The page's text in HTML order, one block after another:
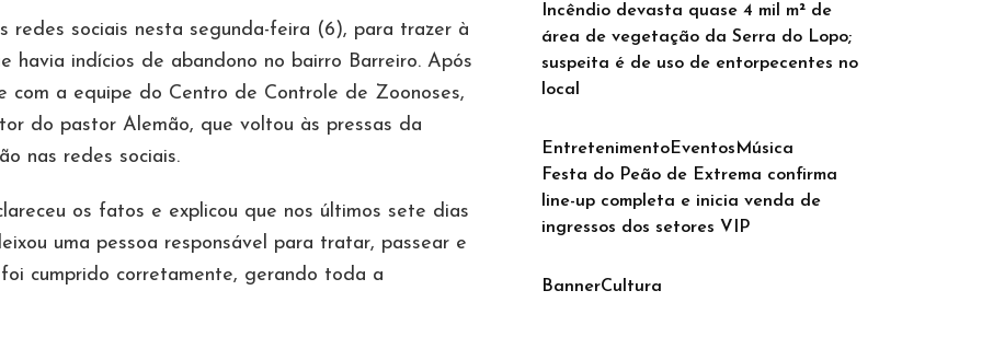
redes sociais nesta segunda-feira (6), para trazer à
havia indícios de abandono no bairro Barreiro. Após
a equipe do Centro de Controle de Zoonoses,
do pastor Alemão, que voltou às pressas da
nas redes sociais.
os fatos e explicou que nos últimos sete dias
uma pessoa responsável para tratar, passear e
cumprido corretamente, gerando toda a
Incêndio devasta quase 4 mil m² de
área de vegetação da Serra do Lopo;
suspeita é de uso de entorpecentes no
local
EntretenimentoEventos Música
Festa do Peão de Extrema confirma
line-up completa e inicia venda de
ingressos dos setores VIP
BannerCultura